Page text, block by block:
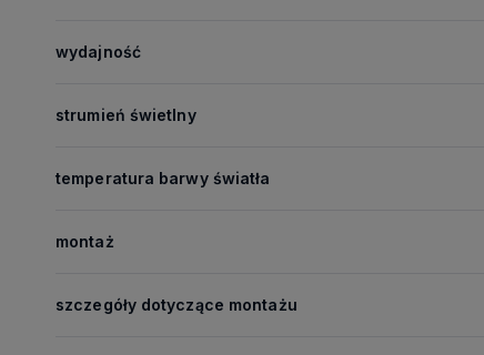
wydajność
strumień świetlny
temperatura barwy światła
montaż
szczegóły dotyczące montażu